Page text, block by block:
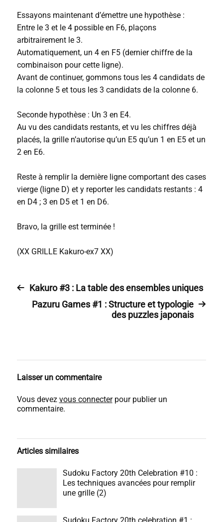
Essayons maintenant d’émettre une hypothèse :
Entre le 3 et le 4 possible en F6, plaçons
arbitrairement le 3.
Automatiquement, un 4 en F5 (dernier chiffre de la
combinaison pour cette ligne).
Avant de continuer, gommons tous les 4 candidats de
la colonne 5 et tous les 3 candidats de la colonne 6.
Seconde hypothèse : Un 3 en E4.
Au vu des candidats restants, et vu les chiffres déjà
placés, la grille n’autorise qu’un E5 qu’un 1 en E5 et un
2 en E6.
Reste à remplir la dernière ligne comportant des cases
vierge (ligne D) et y reporter les candidats restants : 4
en D4 ; 3 en D5 et 1 en D6.
Bravo, la grille est terminée !
(XX GRILLE Kakuro-ex7 XX)
Kakuro #3 : La table des ensembles uniques
Pazuru Games #1 : Structure et typologie
des puzzles japonais
Laisser un commentaire
Vous devez vous connecterpour publier un
commentaire.
Articles similaires
Sudoku Factory 20th Celebration #10 :
Les techniques avancées pour remplir
une grille (2)